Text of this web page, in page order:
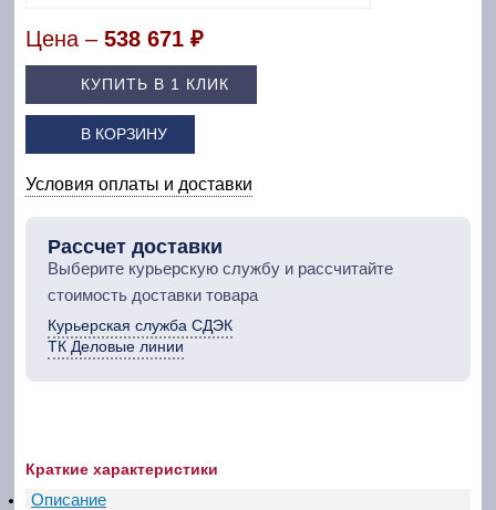
Цена – 538 671 ₽
КУПИТЬ В 1 КЛИК
В КОРЗИНУ
Условия оплаты и доставки
Рассчет доставки
Выберите курьерскую службу и рассчитайте
стоимость доставки товара
Курьерская служба СДЭК
ТК Деловые линии
Краткие характеристики
Описание